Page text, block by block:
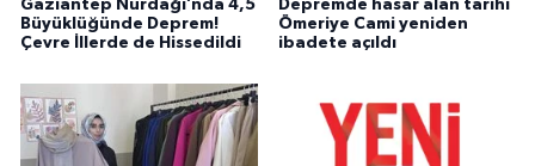
Gaziantep Nurdağı’nda 4,5
Büyüklüğünde Deprem!
Çevre İllerde de Hissedildi
Depremde hasar alan tarihi
Ömeriye Cami yeniden
ibadete açıldı